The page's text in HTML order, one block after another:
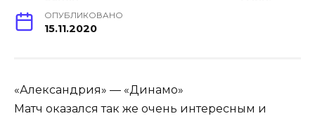
ОПУБЛИКОВАНО
15.11.2020
«Александрия» — «Динамо»
Матч оказался так же очень интересным и